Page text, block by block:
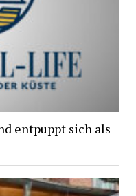
entpuppt sich als